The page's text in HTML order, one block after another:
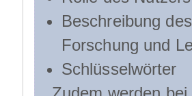
Beschreibung
Forschung und
Schlüsselwörter